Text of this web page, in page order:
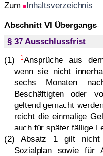
Zum Inhaltsverzeichnis
Abschnitt VI
§ 37 Ausschlussfrist
(1)
1 Ansprüche aus
wenn sie nicht
sechs Monaten
Beschäftigten oder
geltend gemacht
reicht die einmalige
auch für später fällige
(2) Absatz 1 gilt nicht
Sozialplan sowie für